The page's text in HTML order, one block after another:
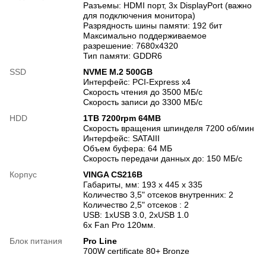
Разъемы: HDMI порт, 3х DisplayPort (важно
для подключения монитора)
Разрядность шины памяти: 192 бит
Максимально поддерживаемое
разрешение: 7680x4320
Тип памяти: GDDR6
SSD
NVME M.2 500GB
Интерфейс: PCI-Express x4
Скорость чтения до 3500 МБ/с
Скорость записи до 3300 МБ/с
HDD
1TB 7200rpm 64MB
Скорость вращения шпинделя 7200 об/мин
Интерфейс: SATAIII
Объем буфера: 64 МБ
Скорость передачи данных до: 150 МБ/с
Корпус
VINGA CS216B
Габариты, мм: 193 x 445 x 335
Количество 3,5" отсеков внутренних: 2
Количество 2,5" отсеков : 2
USB: 1хUSB 3.0, 2хUSB 1.0
6х Fan Pro 120мм.
Блок питания
Pro Line
700W certificate 80+ Bronze